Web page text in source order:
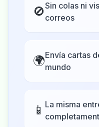
🚫Sin colas ni
correos
🌍Envía cartas
mundo
📱 La misma